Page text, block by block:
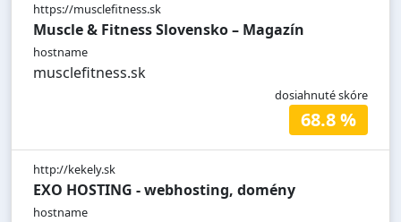
https://musclefitness.sk
Muscle & Fitness Slovensko – Magazín
hostname
musclefitness.sk
dosiahnuté skóre
68.8 %
http://kekely.sk
EXO HOSTING - webhosting, domény
hostname